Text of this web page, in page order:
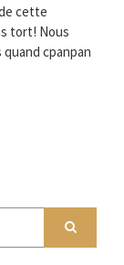
cette
tort! Nous
cpanpan